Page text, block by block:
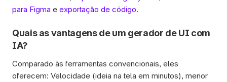
para Figma e exportação de código.
Quais as vantagens de um gerador de UI com
IA?
Comparado às ferramentas convencionais, eles
oferecem: Velocidade (ideia na tela em minutos), menor